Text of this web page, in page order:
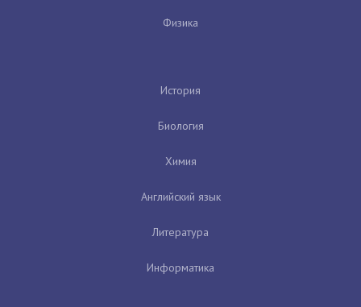
Физика
История
Биология
Химия
Английский язык
Литература
Информатика